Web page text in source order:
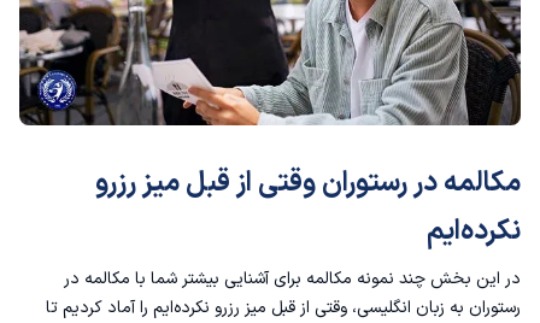
مکالمه در رستوران وقتی از قبل میز رزرو
نکرده‌ایم
در این بخش چند نمونه مکالمه برای آشنایی بیشتر شما با مکالمه در
رستوران به زبان انگلیسی، وقتی از قبل میز رزرو نکرده‌ایم را آماد کردیم تا